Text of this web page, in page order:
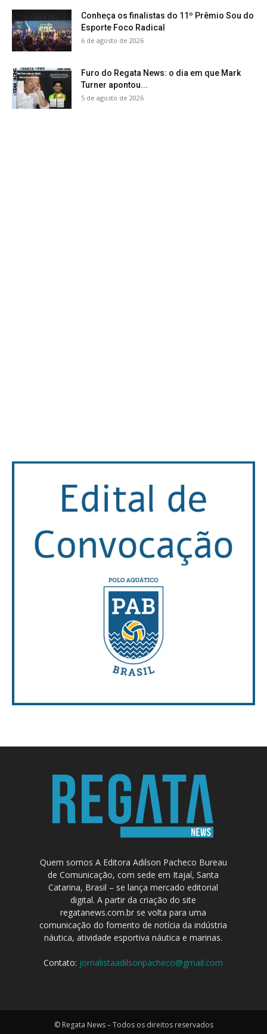
Conheça os finalistas do 11º Prêmio Sou do
Esporte Foco Radical
6 de agosto de 2026
Furo do Regata News: o dia em que Mark
Turner apontou...
5 de agosto de 2026
Quem somos A Editora Adilson Pacheco Bureau
de Comunicação, com sede em Itajaí, Santa
Catarina, Brasil – se lança mercado editorial
digital. A partir da criação do site
regatanews.com.br se volta para uma
comunicação do fomento de notícia da indústria
náutica, atividade esportiva náutica e marinas.
Contato: jornalistaadilsonpacheco@gmail.com
© Regata News – Todos os direitos reservados